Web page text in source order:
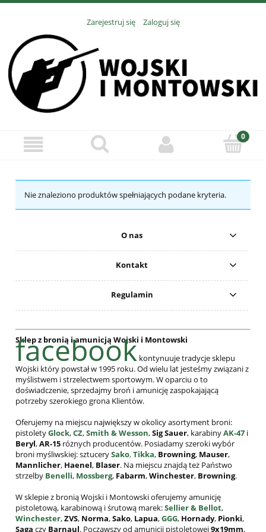
Zarejestruj się Zaloguj się
Nie znaleziono produktów spełniających podane kryteria.
O nas
Kontakt
Regulamin
Sklep z bronią i amunicją Wojski i Montowski
facebook kontynuuje tradycje sklepu
Wojski który powstał w 1995 roku. Od wielu lat jesteśmy związani z
myślistwem i strzelectwem sportowym. W oparciu o to
doświadczenie, sprzedajmy broń i amunicję zaspokajającą
potrzeby szerokiego grona Klientów.
Oferujemy na miejscu największy w okolicy asortyment broni:
pistoletyGlock,CZ,Smith & Wesson,Sig Sauer, karabinyAK-47 i
Beryl,AR-15 różnych producentów. Posiadamy szeroki wybór
broni myśliwskiej: sztucerySako,Tikka, Browning, Mauser,
Mannlicher, Haenel, Blaser. Na miejscu znajdą też Państwo
strzelby Benelli, Mossberg, Fabarm,Winchester, Browning.
W sklepie z bronią Wojski i Montowski oferujemy amunicję
pistoletową, karabinową i śrutową marek:Sellier & Bellot,
Winchester,ZVS, Norma,Sako, Lapua,GGG, Hornady, Pionki,
Saga czy Barnaul. Począwszy od amunicji pistoletowej9x19mm,